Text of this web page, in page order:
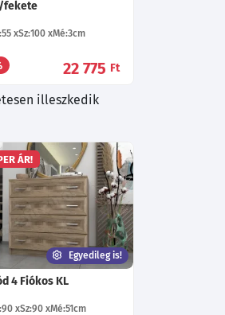
fekete
Sz:100 Mé:3cm
22 775 Ft
illeszkedik
ÁR!
Egyedileg is!
4 Fiókos KL
Sz:90 Mé:51cm